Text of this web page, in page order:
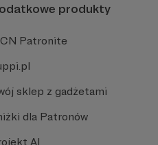
produkty
Patronite
sklep z gadżetami
dla Patronów
AI